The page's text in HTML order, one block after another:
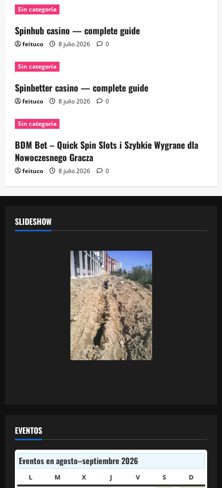
Sin categoría
Spinhub casino — complete guide
feituco 8 julio 2026 0
Sin categoría
Spinbetter casino — complete guide
feituco 8 julio 2026 0
Sin categoría
BDM Bet – Quick Spin Slots i Szybkie Wygrane dla
Nowoczesnego Gracza
feituco 8 julio 2026 0
SLIDESHOW
EVENTOS
Eventos en agosto–septiembre 2026
L LUNESM MARTES
X MIÉRCOLES
J JUEVESVVIERNES
S SÁBADO
D